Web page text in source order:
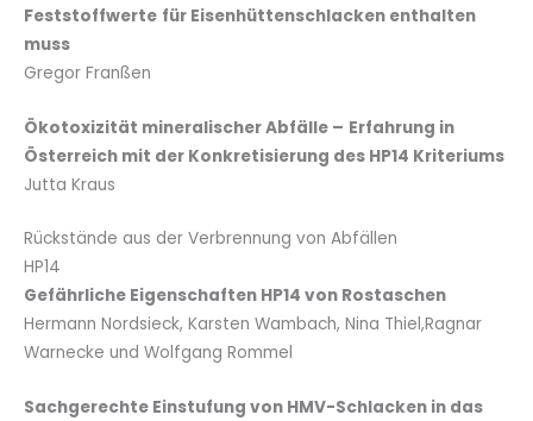
Feststoffwerte für Eisenhüttenschlacken enthalten
muss
Gregor Franßen
Ökotoxizität mineralischer Abfälle – Erfahrung in
Österreich mit der Konkretisierung des HP14 Kriteriums
Jutta Kraus
Rückstände aus der Verbrennung von Abfällen
HP14
Gefährliche Eigenschaften HP14 von Rostaschen
Hermann Nordsieck, Karsten Wambach, Nina Thiel,Ragnar
Warnecke und Wolfgang Rommel
Sachgerechte Einstufung von HMV-Schlacken in das